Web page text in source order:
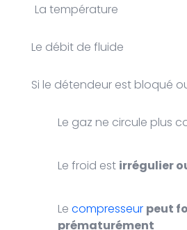
La température
Le débit de fluide
Si le détendeur est bloqué
Le gaz ne circule plus
Le froid est irrégulier
Le compresseur peut
prématurément